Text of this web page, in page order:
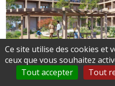
Olivet
Ce site utilise des cookies et
ceux que vous souhaitez
Tout accepter
Tout